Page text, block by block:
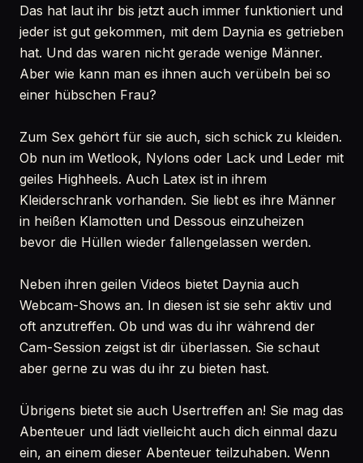
Das hat laut ihr bis jetzt auch immer funktioniert und
jeder ist gut gekommen, mit dem Daynia es getrieben
hat. Und das waren nicht gerade wenige Männer.
Aber wie kann man es ihnen auch verübeln bei so
einer hübschen Frau?
Zum Sex gehört für sie auch, sich schick zu kleiden.
Ob nun im Wetlook, Nylons oder Lack und Leder mit
geiles Highheels. Auch Latex ist in ihrem
Kleiderschrank vorhanden. Sie liebt es ihre Männer
in heißen Klamotten und Dessous einzuheizen
bevor die Hüllen wieder fallengelassen werden.
Neben ihren geilen Videos bietet Daynia auch
Webcam-Shows an. In diesen ist sie sehr aktiv und
oft anzutreffen. Ob und was du ihr während der
Cam-Session zeigst ist dir überlassen. Sie schaut
aber gerne zu was du ihr zu bieten hast.
Übrigens bietet sie auch Usertreffen an! Sie mag das
Abenteuer und lädt vielleicht auch dich einmal dazu
ein, an einem dieser Abenteuer teilzuhaben. Wenn